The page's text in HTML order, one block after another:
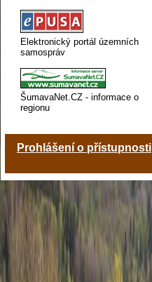
Elektronický portál územních
samospráv
ŠumavaNet.CZ - informace o
regionu
Prohlášení o přístupnosti